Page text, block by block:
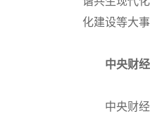
化建设等大
中央财经
中央财经大